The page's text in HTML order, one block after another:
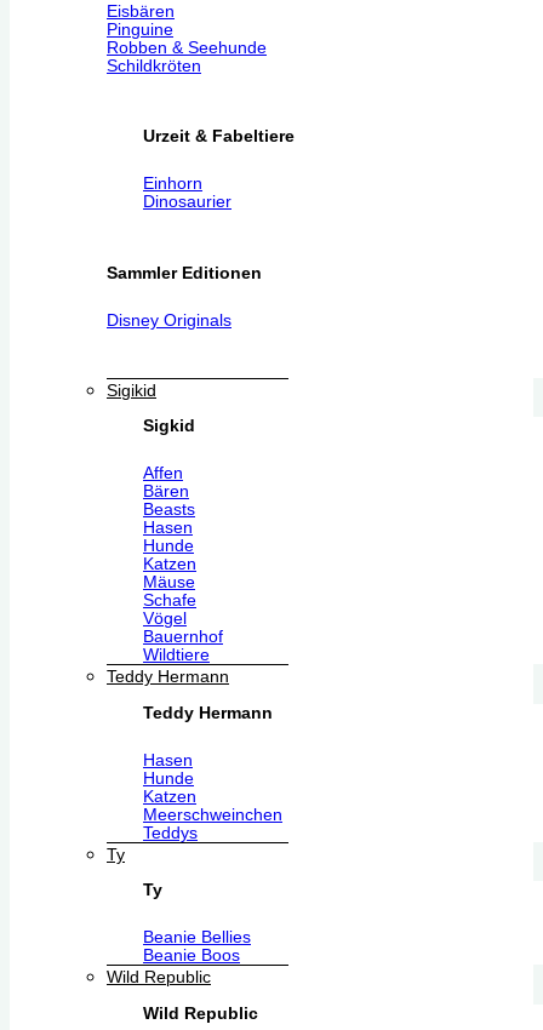
Eisbären
Pinguine
Robben & Seehunde
Schildkröten
Urzeit & Fabeltiere
Einhorn
Dinosaurier
Sammler Editionen
Disney Originals
Sigikid
Sigkid
Affen
Bären
Beasts
Hasen
Hunde
Katzen
Mäuse
Schafe
Vögel
Bauernhof
Wildtiere
Teddy Hermann
Teddy Hermann
Hasen
Hunde
Katzen
Meerschweinchen
Teddys
Ty
Ty
Beanie Bellies
Beanie Boos
Wild Republic
Wild Republic